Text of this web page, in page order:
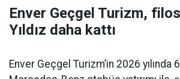
Enver Geçgel Turizm,
Yıldız daha kattı
Enver Geçgel Turizm’in 2026 yılında